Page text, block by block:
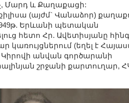
Մարդ և Քաղաքացի:
(այժմ` Վանաձոր)
Երևանի պետական
հետո Հր. Ավետիսյանը
(եղել է
Կիրովի անվան գործարանի
շրջանի քարտուղար,